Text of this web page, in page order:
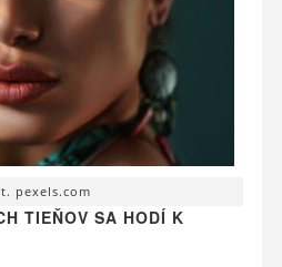
pexels.com
TIEŇOV SA HODÍ K